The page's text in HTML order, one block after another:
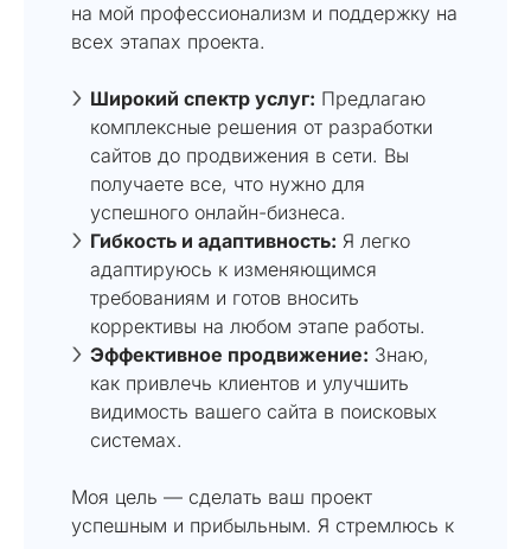
на мой профессионализм и поддержку на
всех этапах проекта.
Широкий спектр услуг: Предлагаю
комплексные решения от разработки
сайтов до продвижения в сети. Вы
получаете все, что нужно для
успешного онлайн-бизнеса.
Гибкость и адаптивность: Я легко
адаптируюсь к изменяющимся
требованиям и готов вносить
коррективы на любом этапе работы.
Эффективное продвижение: Знаю,
как привлечь клиентов и улучшить
видимость вашего сайта в поисковых
системах.
Моя цель — сделать ваш проект
успешным и прибыльным. Я стремлюсь к